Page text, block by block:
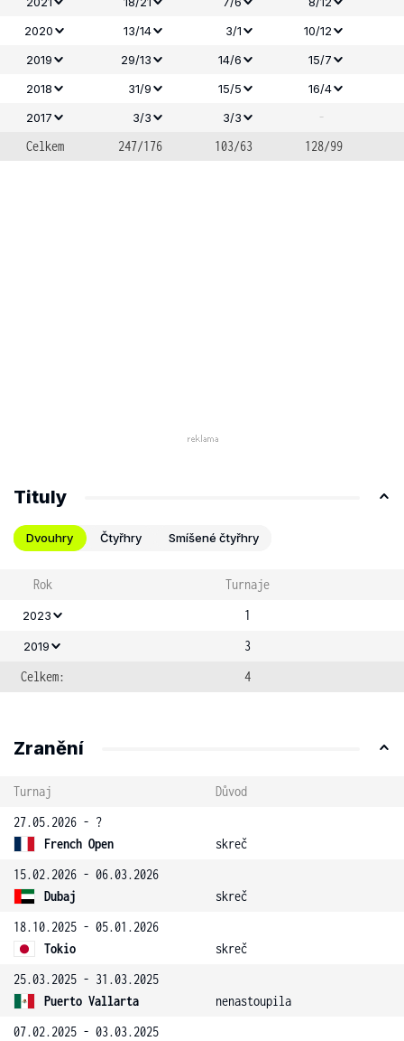
2020
13/14 3/1
10/12
2019
29/13 14/6
15/7
2018
31/9 15/5
16/4
2017
3/3 3/3
-
Celkem
247/176 103/63 128/99
Tituly
Dvouhry Čtyřhry Smíšené čtyřhry
Rok Turnaje
2023 1
2019
3
Celkem:
4
Zranění
Turnaj
Důvod
27.05.2026 - ?
French Open
skreč
15.02.2026 - 06.03.2026
Dubaj
skreč
18.10.2025 - 05.01.2026
Tokio
skreč
25.03.2025 - 31.03.2025
Puerto Vallarta
nenastoupila
07.02.2025 - 03.03.2025